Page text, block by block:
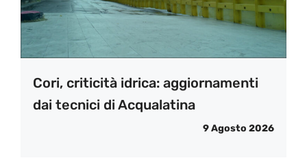
Cori, criticità idrica: aggiornamenti
dai tecnici di Acqualatina
9 Agosto 2026